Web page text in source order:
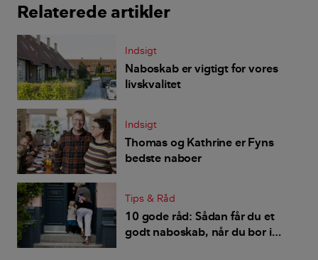
Relaterede artikler
Indsigt
Naboskab er vigtigt for vores
livskvalitet
Indsigt
Thomas og Kathrine er Fyns
bedste naboer
Tips & Råd
10 gode råd: Sådan får du et
godt naboskab, når du bor i